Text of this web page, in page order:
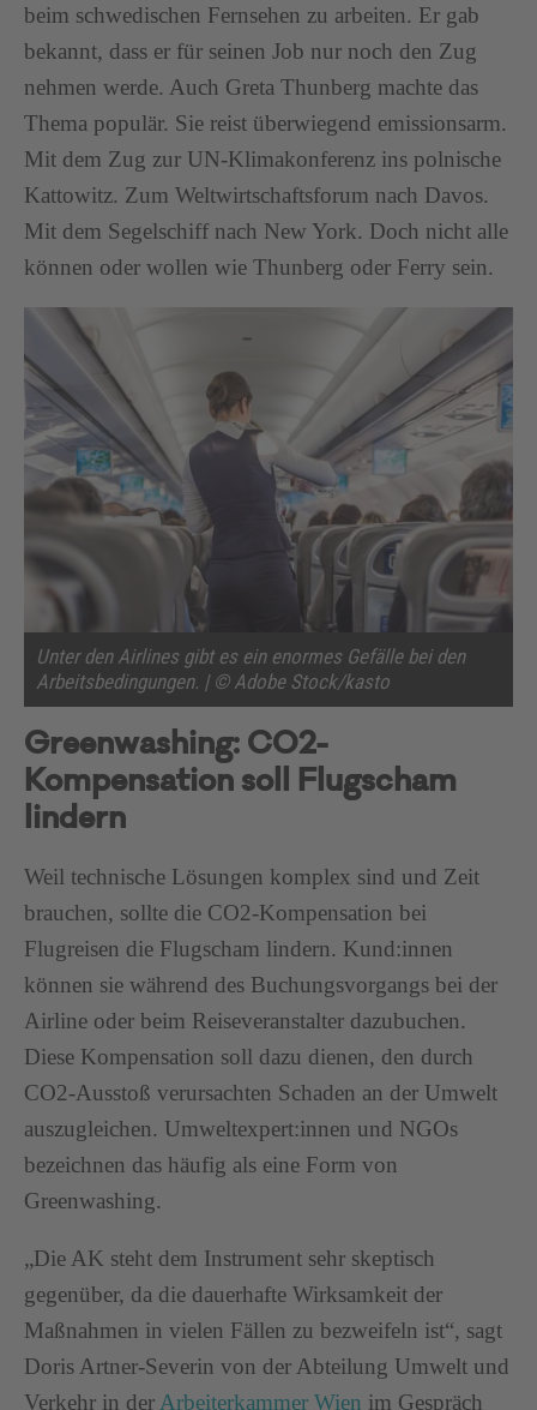
beim schwedischen Fernsehen zu arbeiten. Er gab
bekannt, dass er für seinen Job nur noch den Zug
nehmen werde. Auch Greta Thunberg machte das
Thema populär. Sie reist überwiegend emissionsarm.
Mit dem Zug zur UN-Klimakonferenz ins polnische
Kattowitz. Zum Weltwirtschaftsforum nach Davos.
Mit dem Segelschiff nach New York. Doch nicht alle
können oder wollen wie Thunberg oder Ferry sein.
Unter den Airlines gibt es ein enormes Gefälle bei den
Arbeitsbedingungen. | © Adobe Stock/kasto
Greenwashing: CO2-
Kompensation soll Flugscham
lindern
Weil technische Lösungen komplex sind und Zeit
brauchen, sollte die CO2-Kompensation bei
Flugreisen die Flugscham lindern. Kund:innen
können sie während des Buchungsvorgangs bei der
Airline oder beim Reiseveranstalter dazubuchen.
Diese Kompensation soll dazu dienen, den durch
CO2-Ausstoß verursachten Schaden an der Umwelt
auszugleichen. Umweltexpert:innen und NGOs
bezeichnen das häufig als eine Form von
Greenwashing.
„Die AK steht dem Instrument sehr skeptisch
gegenüber, da die dauerhafte Wirksamkeit der
Maßnahmen in vielen Fällen zu bezweifeln ist“, sagt
Doris Artner-Severin von der Abteilung Umwelt und
Verkehr in derArbeiterkammer Wien im Gespräch